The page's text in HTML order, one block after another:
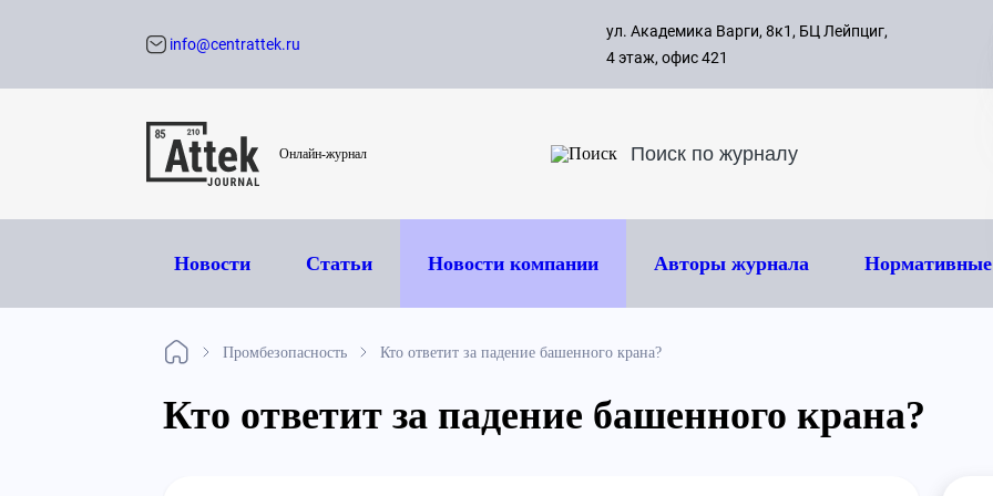
с 09:00
8 495
info@centrattek.ru
ул. Академика Варги, 8к1, БЦ Лейпциг,
4 этаж, офис 421
Онлайн-журнал
Новости Статьи Новости компании Авторы журнала
Промбезопасность Кто ответит за падение башенного крана?
Кто ответит за падение башенного крана?